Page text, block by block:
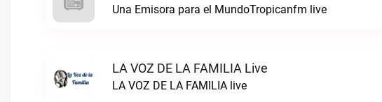
Una Emisora para el MundoTropicanfm live
LA VOZ DE LA FAMILIA Live
LA VOZ DE LA FAMILIA live